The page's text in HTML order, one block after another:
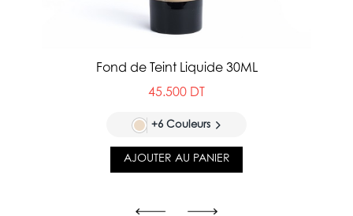
Fond de Teint Liquide 30ML
45.500 DT
+6 Couleurs
AJOUTER AU PANIER